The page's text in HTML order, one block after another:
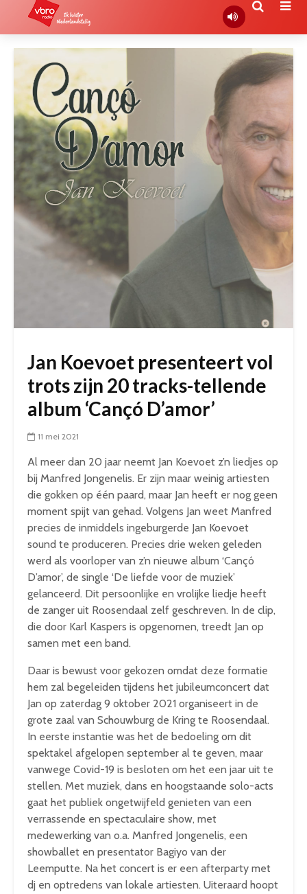
Jan Koevoet presenteert vol
trots zijn 20 tracks-tellende
album ‘Cançó D’amor’
11 mei 2021
Al meer dan 20 jaar neemt Jan Koevoet z’n liedjes op
bij Manfred Jongenelis. Er zijn maar weinig artiesten
die gokken op één paard, maar Jan heeft er nog geen
moment spijt van gehad. Volgens Jan weet Manfred
precies de inmiddels ingeburgerde Jan Koevoet
sound te produceren. Precies drie weken geleden
werd als voorloper van z’n nieuwe album ‘Cançó
D’amor’, de single ‘De liefde voor de muziek’
gelanceerd. Dit persoonlijke en vrolijke liedje heeft
de zanger uit Roosendaal zelf geschreven. In de clip,
die door Karl Kaspers is opgenomen, treedt Jan op
samen met een band.
Daar is bewust voor gekozen omdat deze formatie
hem zal begeleiden tijdens het jubileumconcert dat
Jan op zaterdag 9 oktober 2021 organiseert in de
grote zaal van Schouwburg de Kring te Roosendaal.
In eerste instantie was het de bedoeling om dit
spektakel afgelopen september al te geven, maar
vanwege Covid-19 is besloten om het een jaar uit te
stellen. Met muziek, dans en hoogstaande solo-acts
gaat het publiek ongetwijfeld genieten van een
verrassende en spectaculaire show, met
medewerking van o.a. Manfred Jongenelis, een
showballet en presentator Bagiyo van der
Leemputte. Na het concert is er een afterparty met
dj en optredens van lokale artiesten. Uiteraard hoopt